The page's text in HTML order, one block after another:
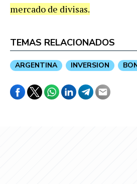
mercado de divisas.
TEMAS RELACIONADOS
ARGENTINA INVERSION